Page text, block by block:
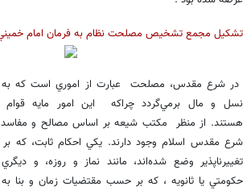
تشكيل مجمع تشخيص مصلحت نظام به فرمان امام
در شرع مقدس، مصلحت عبارت از اموري است كه
نسل و مال برمي‌گردد چراكه اين امور مايه‌ قوام
هستند. از منظر مكتب شيعه بر اساس مصالح و مفاسد
شرع مقدس اسلام وجود دارند. يكي احكام ثابت، كه
تغييرناپذير وضع شده‌اند، مانند نماز و روزه، و
حكومتي يا ثانويه ، كه بر حسب مقتضيات زمان و بنا به